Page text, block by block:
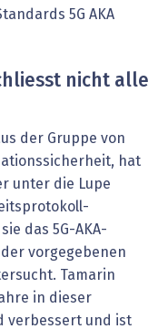
5G AKA
nicht alle
der Gruppe von
hat
unter die Lupe
das 5G-AKA-
vorgegebenen
Tamarin
in dieser
verbessert und ist